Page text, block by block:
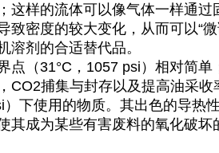
这样的流体可以像气体一样通过
密度的较大变化，从而可以“
剂的合适替代品。
（31°C，1057 psi）相对简单
捕集与封存以及提高油采收
下使用的物质。其出色的导热
其成为某些有害废料的氧化破坏